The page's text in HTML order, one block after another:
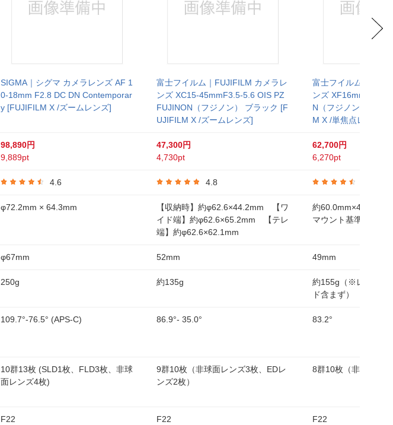
SIGMA｜シグマ カメラレンズ AF 1
0-18mm F2.8 DC DN Contemporar
y [FUJIFILM X /ズームレンズ]
98,890円
9,889pt
4.6
φ72.2mm × 64.3mm
φ67mm
250g
109.7°-76.5° (APS-C)
10群13枚 (SLD1枚、FLD3枚、非球
面レンズ4枚)
F22
富士フイルム｜FUJIFILM カメラレ
ンズ XC15-45mmF3.5-5.6 OIS PZ
FUJINON（フジノン） ブラック [F
UJIFILM X /ズームレンズ]
47,300円
4,730pt
4.8
【収納時】約φ62.6×44.2mm 【ワ
イド端】約φ62.6×65.2mm 【テレ
端】約φ62.6×62.1mm
52mm
約135g
86.9°- 35.0°
9群10枚（非球面レンズ3枚、EDレ
ンズ2枚）
F22
富士フイルム｜
ンズ XF16mmF2.8
N（フジノン） ブラ
M X /単焦点レンズ]
62,700円
6,270pt
約60.0mm×45.4mm
マウント基準面まで
49mm
約155g（※レンズキ
ド含まず）
83.2°
8群10枚（非球面レ
F22